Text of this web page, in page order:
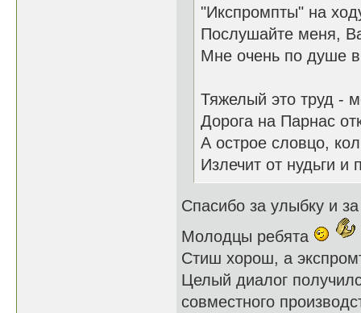
"Икспромпты" на
Послушайте меня,
Мне очень по душе
Тяжелый это труд -
Дорога на Парнас
А острое словцо,
Излечит от нудьги и
Спасибо за улыбку и
Молодцы ребята
Стиш хорош, а
Целый диалог
совместного